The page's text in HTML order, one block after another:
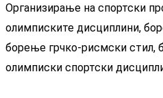
Организирање на спортски
олимписките дисциплини,
борење грчко-рисмски стил,
олимписки спортски